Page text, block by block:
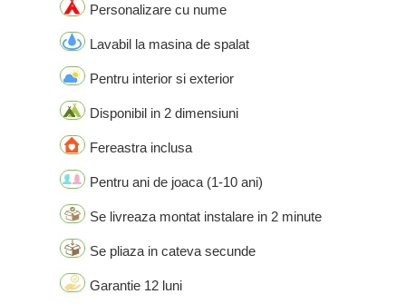
Personalizare cu nume
Lavabil la masina de spalat
Pentru interior si exterior
Disponibil in 2 dimensiuni
Fereastra inclusa
Pentru ani de joaca (1-10 ani)
Se livreaza montat instalare in 2 minute
Se pliaza in cateva secunde
Garantie 12 luni